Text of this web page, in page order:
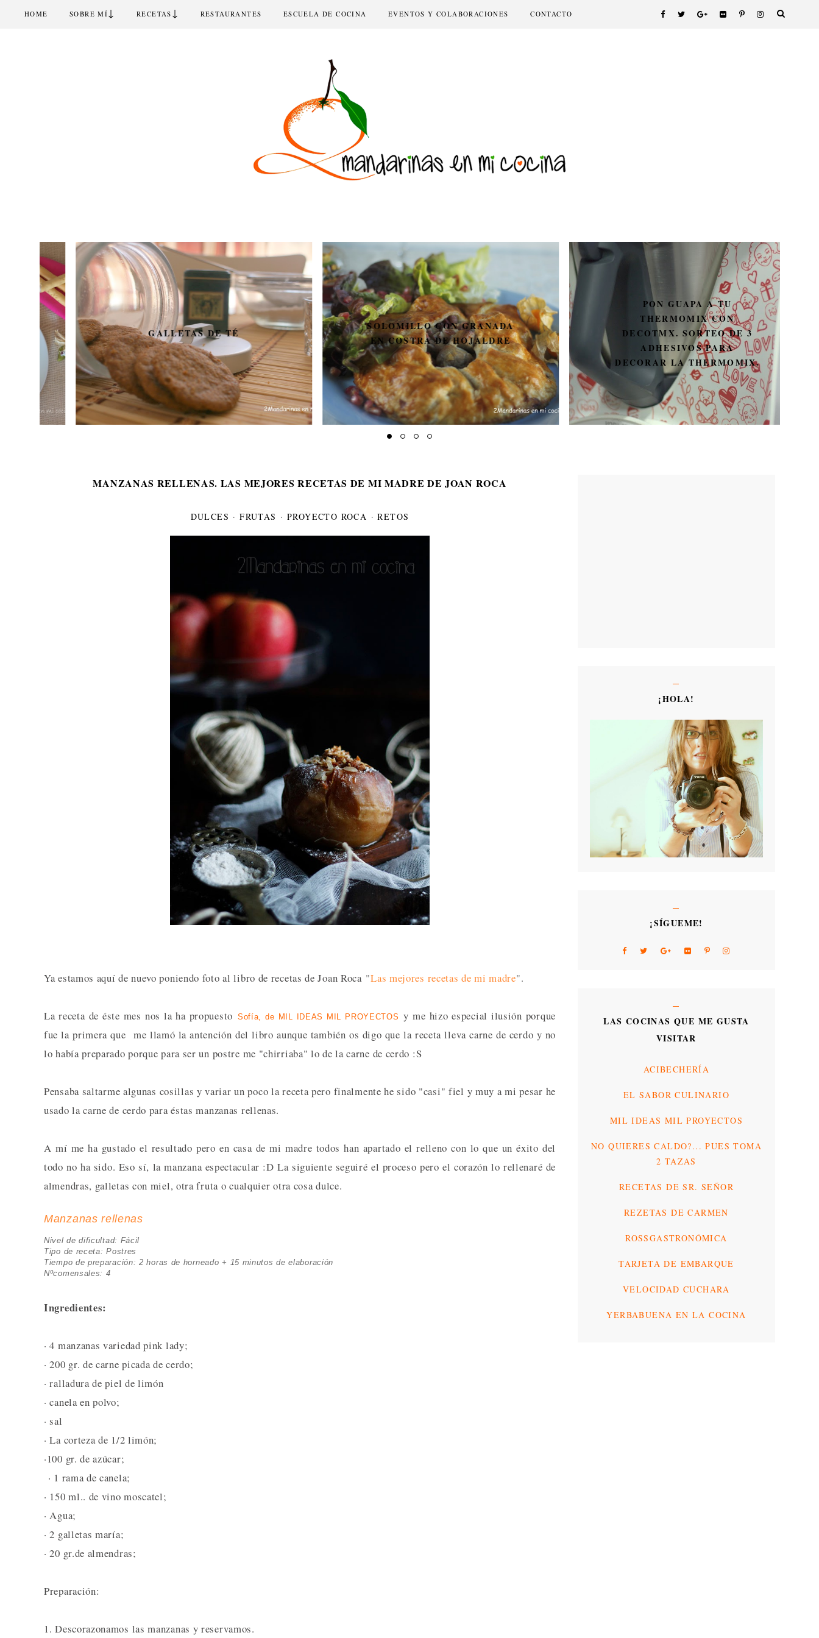
HOME SOBRE MÍ↓ RECETAS ↓ RESTAURANTES ESCUELA DE COCINA EVENTOS Y COLABORACIONES CONTACTO
GALLETAS DE TÉ
SOLOMILLO CON GRANADA
EN COSTRA DE HOJALDRE
PON GUAPA A TU
THERMOMIX CON
DECOTMX. SORTEO DE 3
ADHESIVOS PARA
DECORAR LA THERMOMIX.
MANZANAS RELLENAS. LAS MEJORES RECETAS DE MI MADRE DE JOAN ROCA
DULCES ·FRUTAS · PROYECTO ROCA ·RETOS
Ya estamos aquí de nuevo poniendo foto al libro de recetas de Joan Roca "Las mejores recetas de mi madre".
La receta de éste mes nos la ha propuesto Sofía, de MIL IDEAS MIL PROYECTOS y me hizo especial ilusión porque
fue la primera que me llamó la antención del libro aunque también os digo que la receta lleva carne de cerdo y no
lo había preparado porque para ser un postre me "chirriaba" lo de la carne de cerdo :S
Pensaba saltarme algunas cosillas y variar un poco la receta pero finalmente he sido "casi" fiel y muy a mi pesar he
usado la carne de cerdo para éstas manzanas rellenas.
A mí me ha gustado el resultado pero en casa de mi madre todos han apartado el relleno con lo que un éxito del
todo no ha sido. Eso sí, la manzana espectacular :D La siguiente seguiré el proceso pero el corazón lo rellenaré de
almendras, galletas con miel, otra fruta o cualquier otra cosa dulce.
Manzanas rellenas
Nivel de dificultad: Fácil
Tipo de receta: Postres
Tiempo de preparación: 2 horas de horneado + 15 minutos de elaboración
Nºcomensales: 4
Ingredientes:
· 4 manzanas variedad pink lady;
· 200 gr. de carne picada de cerdo;
· ralladura de piel de limón
· canela en polvo;
· sal
· La corteza de 1/2 limón;
·100 gr. de azúcar;
· 1 rama de canela;
· 150 ml.. de vino moscatel;
· Agua;
· 2 galletas maría;
· 20 gr.de almendras;
Preparación:
1. Descorazonamos las manzanas y reservamos.
¡HOLA!
¡SÍGUEME!
LAS COCINAS QUE ME GUSTA
VISITAR
ACIBECHERÍA
EL SABOR CULINARIO
MIL IDEAS MIL PROYECTOS
NO QUIERES CALDO?... PUES TOMA
2 TAZAS
RECETAS DE SR. SEÑOR
REZETAS DE CARMEN
ROSSGASTRONÓMICA
TARJETA DE EMBARQUE
VELOCIDAD CUCHARA
YERBABUENA EN LA COCINA